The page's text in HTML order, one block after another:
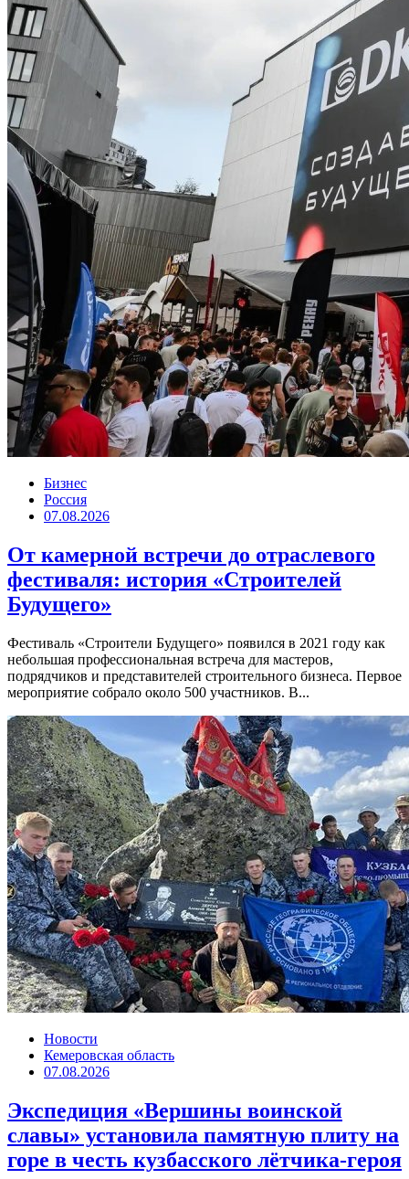
Бизнес
Россия
07.08.2026
От камерной встречи до отраслевого
фестиваля: история «Строителей
Будущего»
Фестиваль «Строители Будущего» появился в 2021 году как
небольшая профессиональная встреча для мастеров,
подрядчиков и представителей строительного бизнеса. Первое
мероприятие собрало около 500 участников. В...
Новости
Кемеровская область
07.08.2026
Экспедиция «Вершины воинской
славы» установила памятную плиту на
горе в честь кузбасского лётчика-героя